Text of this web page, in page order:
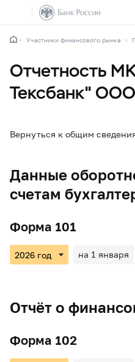
Участники финансового рынка
Отчетность
Тексбанк" ООО
Вернуться к общим
Данные
счетам
Форма 101
на 1 января
Отчёт о
Форма 102